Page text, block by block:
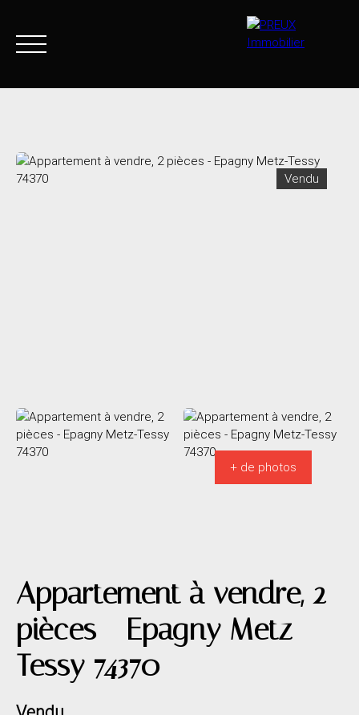
Vendu
+ de photos
Appartement à vendre, 2
pièces - Epagny Metz-
Tessy 74370